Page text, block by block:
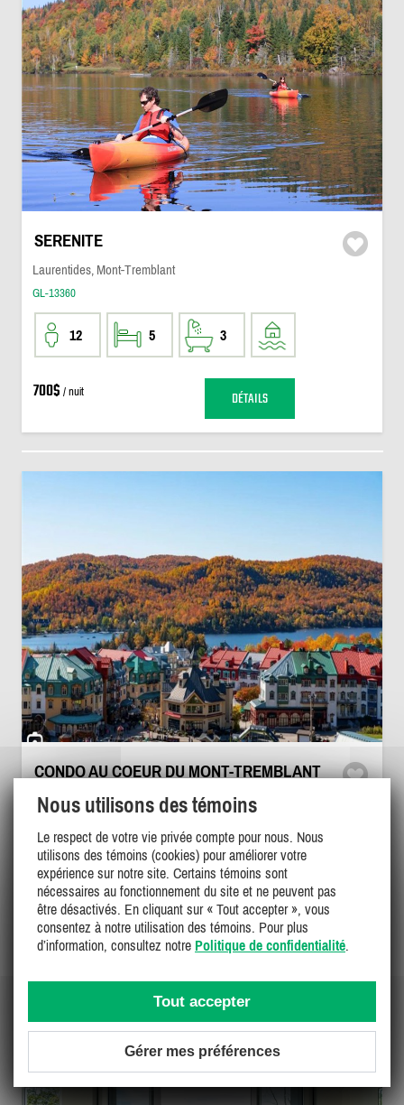
SERENITE
Laurentides, Mont-Tremblant
GL-13360
12 5 3
700$ / nuit DÉTAILS
CONDO AU COEUR DU MONT-TREMBLANT
Laurentides, Mont-Tremblant
6 2 0
3000$ - 4000$ / mois DÉTAILS
Nous utilisons des témoins
Le respect de votre vie privée compte pour nous. Nous
utilisons des témoins (cookies) pour améliorer votre
expérience sur notre site. Certains témoins sont
nécessaires au fonctionnement du site et ne peuvent pas
être désactivés. En cliquant sur « Tout accepter », vous
consentez à notre utilisation des témoins. Pour plus
d’information, consultez notre Politique de confidentialité.
Tout accepter
Gérer mes préférences